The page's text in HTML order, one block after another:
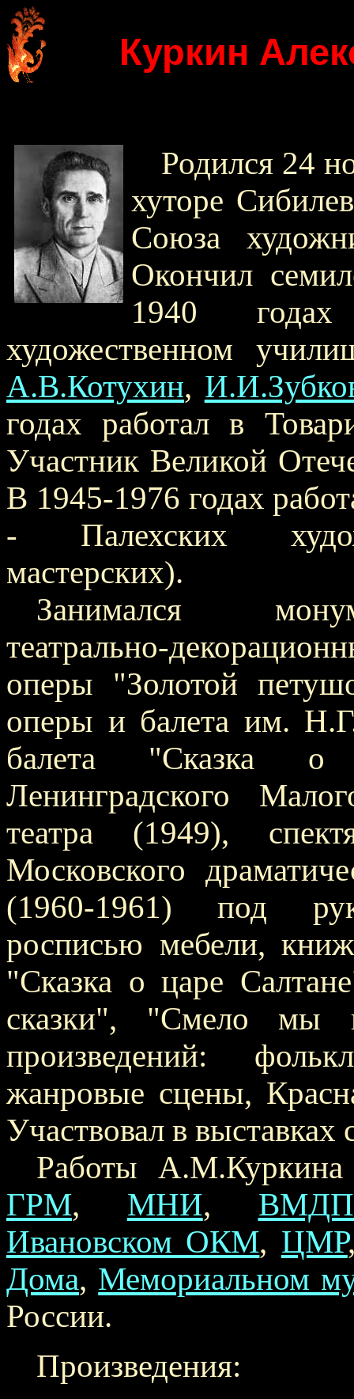
Куркин
Родился 24
хуторе
Союза
Окончил
1940
художественном
А.В.Котухин,
годах работал в
Участник Великой
В 1945-1976 годах
- Палехских
мастерских).
Занимался
театрально-
оперы "Золотой
оперы и балета им.
балета "Сказка о
Ленинградского
театра (1949),
Московского
(1960-1961) под
росписью мебели,
"Сказка о царе
сказки", "Смело мы
произведений:
жанровые сцены,
Участвовал в выставках
Работы
ГРМ, МНИ,
Ивановском ОКМ, ЦМР
Дома, Мемориальном
России.
Произведения: